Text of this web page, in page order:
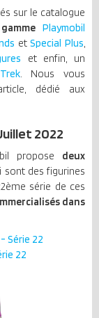
sur le catalogue
Playmobil
etSpecial Plus,
et enfin, un
. Nous vous
dédié aux
2022
propose deux
sont des figurines
série de ces
dans
Série 22
22